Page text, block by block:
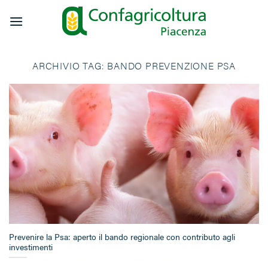
ARCHIVIO TAG: BANDO PREVENZIONE PSA
Prevenire la Psa: aperto il bando regionale con contributo agli
investimenti